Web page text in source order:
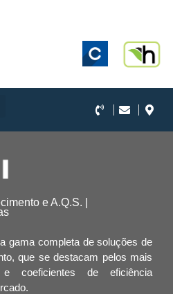
e A.Q.S. |
gama completa de soluções de
que se destacam pelos mais
e coeficientes de eficiência